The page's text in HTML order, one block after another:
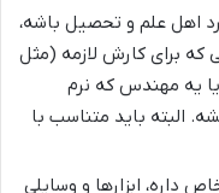
اهل علم و تحصیل باشه،
که برای کارش لازمه (مثل
یه مهندس که نرم
البته باید متناسب با
داره، ابزارها و وسایلی